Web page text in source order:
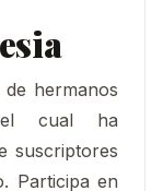
hermanos
el cual ha
suscriptores
Participa en